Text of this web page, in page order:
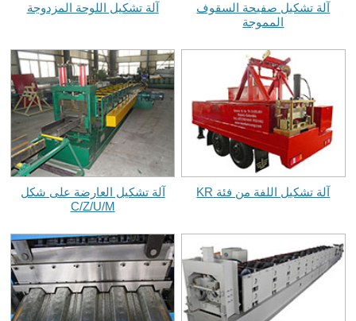
آلة تشكيل صفيحة السقوف
المموجة
آلة تشكيل اللوحة المزدوجة
آلة تشكيل اللفة من فئة KR
آلة تشكيل العارضة على شكل
C/Z/U/M